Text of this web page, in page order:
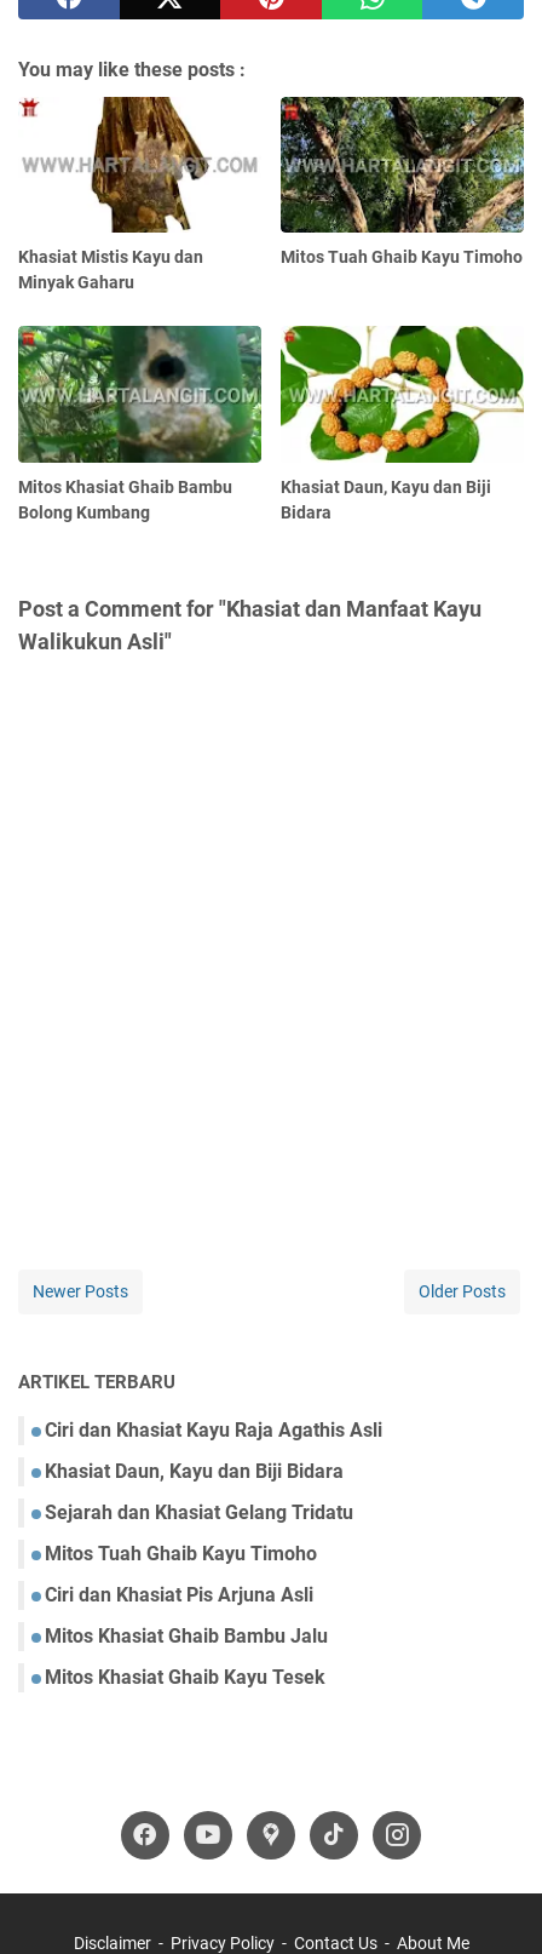
You may like these posts :
Khasiat Mistis Kayu dan
Minyak Gaharu
Mitos Tuah Ghaib Kayu Timoho
Mitos Khasiat Ghaib Bambu
Bolong Kumbang
Khasiat Daun, Kayu dan Biji
Bidara
Post a Comment for "Khasiat dan Manfaat Kayu
Walikukun Asli"
Newer Posts Older Posts
ARTIKEL TERBARU
Ciri dan Khasiat Kayu Raja Agathis Asli
Khasiat Daun, Kayu dan Biji Bidara
Sejarah dan Khasiat Gelang Tridatu
Mitos Tuah Ghaib Kayu Timoho
Ciri dan Khasiat Pis Arjuna Asli
Mitos Khasiat Ghaib Bambu Jalu
Mitos Khasiat Ghaib Kayu Tesek
Disclaimer Privacy Policy Contact Us About Me